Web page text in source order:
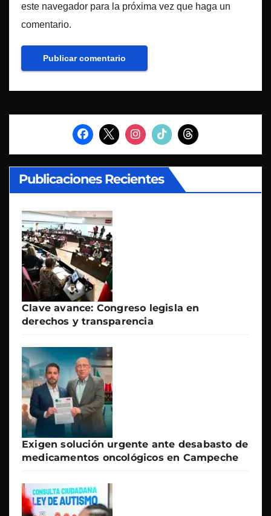
este navegador para la próxima vez que haga un
comentario.
Publicaciones Recientes
Clave avance: Congreso legisla en
derechos y transparencia
Exigen solución urgente ante desabasto de
medicamentos oncológicos en Campeche